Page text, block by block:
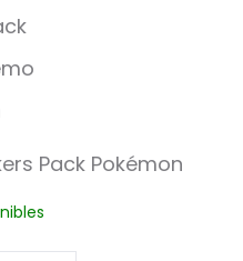
Pack Pokémon